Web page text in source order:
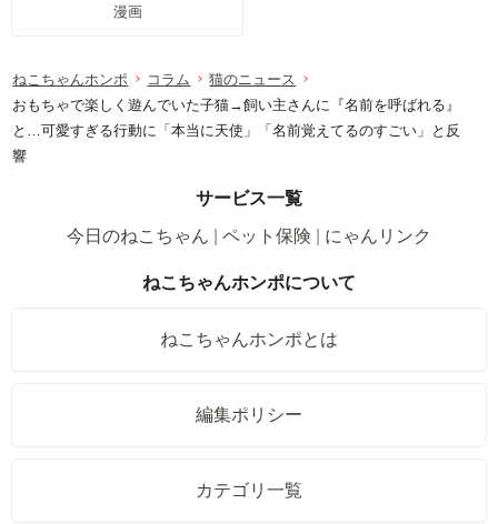
漫画
ねこちゃんホンポ コラム
猫のニュース
おもちゃで楽しく遊んでいた子猫→飼い主さんに『名前を呼ばれる』
と…可愛すぎる行動に「本当に天使」「名前覚えてるのすごい」と反
響
サービス一覧
今日のねこちゃん
ペット保険 にゃんリンク
ねこちゃんホンポについて
ねこちゃんホンポとは
編集ポリシー
カテゴリ一覧